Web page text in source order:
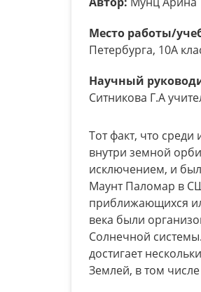
Место работы/
Петербурга, 10А
Научный
Ситникова Г.А
Тот факт, что среди
внутри земной
исключением, и
Маунт Паломар в
приближающихся
века были
Солнечной
достигает
Землей, в том